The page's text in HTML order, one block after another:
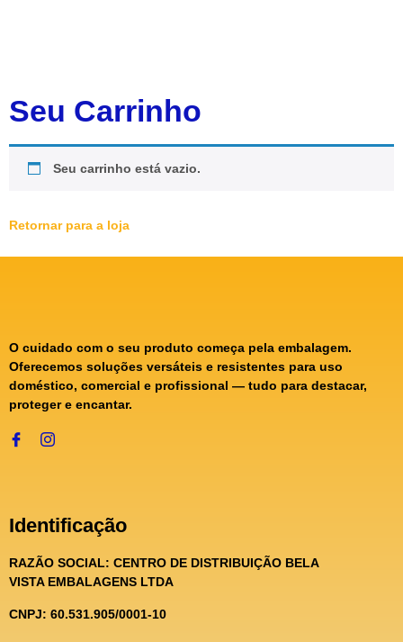
Seu Carrinho
Seu carrinho está vazio.
Retornar para a loja
O cuidado com o seu produto começa pela embalagem.
Oferecemos soluções versáteis e resistentes para uso
doméstico, comercial e profissional — tudo para destacar,
proteger e encantar.
Identificação
RAZÃO SOCIAL: CENTRO DE DISTRIBUIÇÃO BELA
VISTA EMBALAGENS LTDA
CNPJ: 60.531.905/0001-10